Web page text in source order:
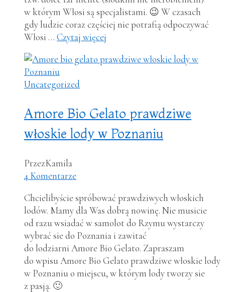
w którym Włosi są specjalistami. 😉 W czasach
gdy ludzie coraz częściej nie potrafią odpoczywać
Włosi … Czytaj więcej
Uncategorized
Amore Bio Gelato prawdziwe
włoskie lody w Poznaniu
PrzezKamila
4 Komentarze
Chcielibyście spróbować prawdziwych włoskich
lodów. Mamy dla Was dobrą nowinę. Nie musicie
od razu wsiadać w samolot do Rzymu wystarczy
wybrać sie do Poznania i zawitać
do lodziarni Amore Bio Gelato. Zapraszam
do wpisu Amore Bio Gelato prawdziwe włoskie lody
w Poznaniu o miejscu, w którym lody tworzy sie
z pasją. 🙂